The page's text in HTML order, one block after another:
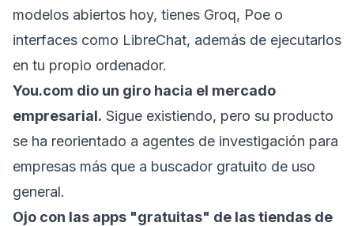
modelos abiertos hoy, tienes Groq, Poe o
interfaces como LibreChat, además de ejecutarlos
en tu propio ordenador.
You.com dio un giro hacia el mercado
empresarial. Sigue existiendo, pero su producto
se ha reorientado a agentes de investigación para
empresas más que a buscador gratuito de uso
general.
Ojo con las apps "gratuitas" de las tiendas de